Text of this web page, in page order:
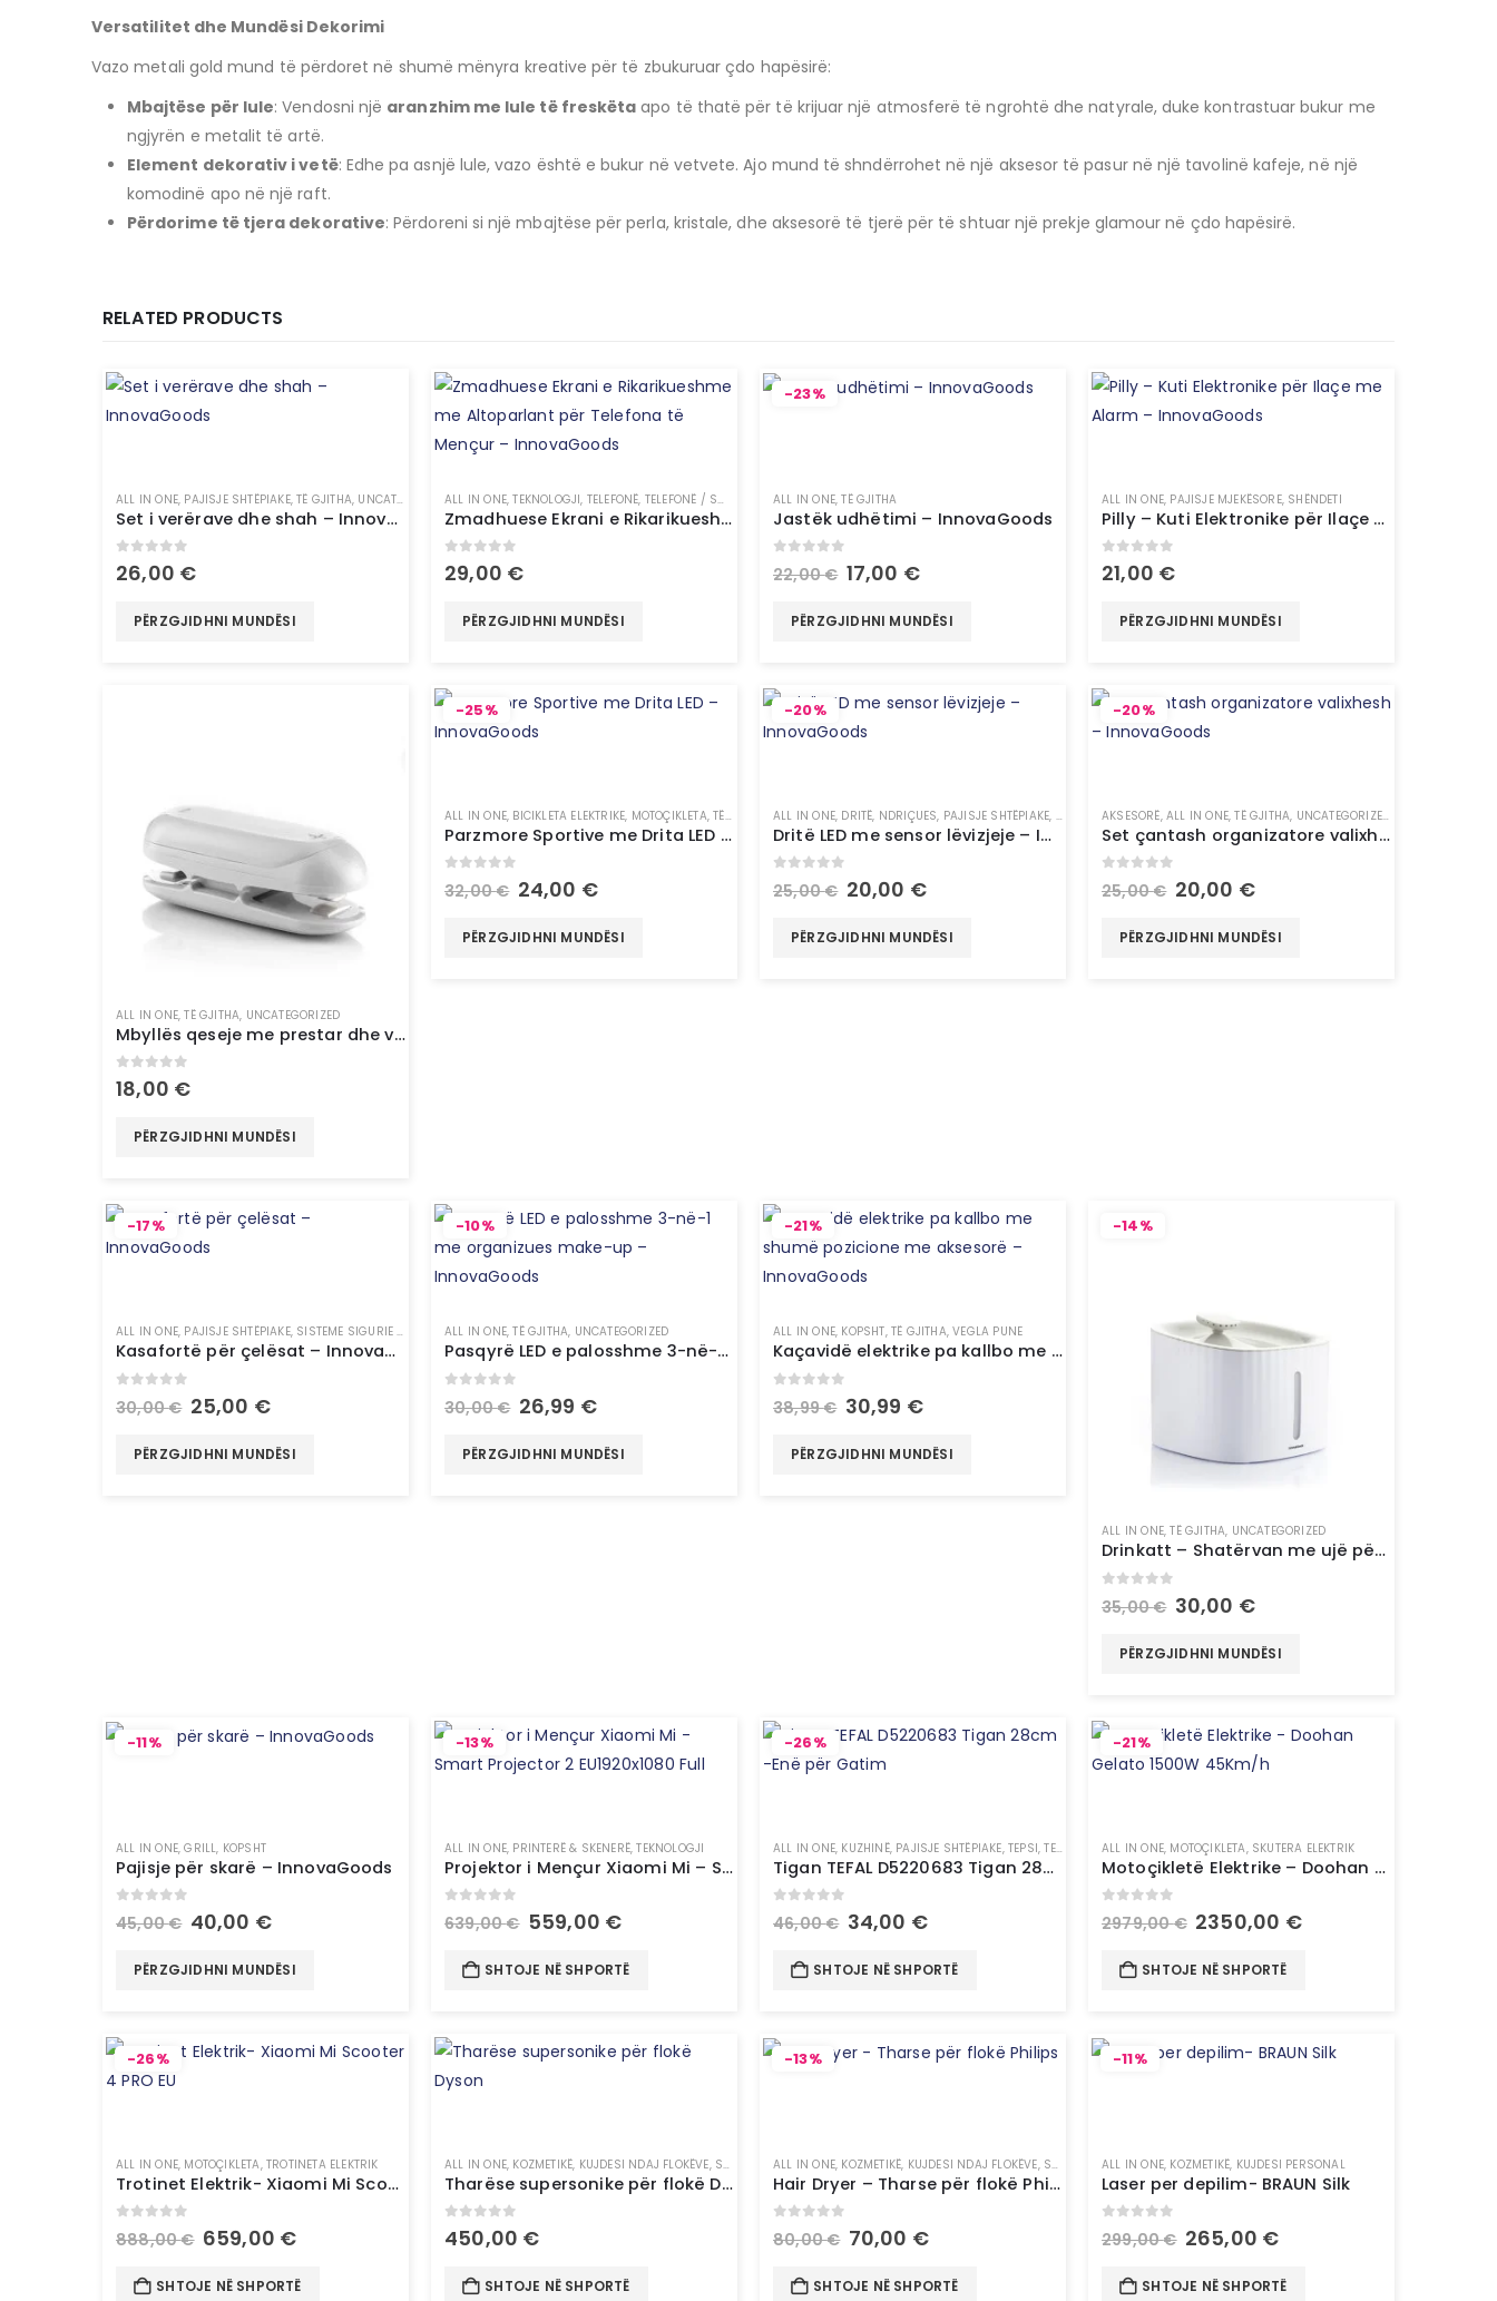
Versatilitet dhe Mundësi Dekorimi
Vazo metali gold mund të përdoret në shumë mënyra kreative për të zbukuruar çdo hapësirë:
Mbajtëse për lule: Vendosni një aranzhim me lule të freskëta apo të thatë për të krijuar një atmosferë të ngrohtë dhe natyrale, duke kontrastuar bukur me
ngjyrën e metalit të artë.
Element dekorativ i vetë: Edhe pa asnjë lule, vazo është e bukur në vetvete. Ajo mund të shndërrohet në një aksesor të pasur në një tavolinë kafeje, në një
komodinë apo në një raft.
Përdorime të tjera dekorative: Përdoreni si një mbajtëse për perla, kristale, dhe aksesorë të tjerë për të shtuar një prekje glamour në çdo hapësirë.
RELATED PRODUCTS
ALL IN ONE, PAJISJE SHTËPIAKE,TË GJITHA, UNCATEGORIZED
Set i verërave dhe shah – InnovaGoods
0 out of 5
26,00 €
PËRZGJIDHNI MUNDËSI
ALL IN ONE,TEKNOLOGJI, TELEFONË, TELEFONË / SMARTWATCH
Zmadhuese Ekrani e Rikarikueshme me Altoparlant për Telefona të Mençur – InnovaGoods
0 out of 5
29,00 €
PËRZGJIDHNI MUNDËSI
-23%
ALL IN ONE,TË GJITHA
Jastëk udhëtimi – InnovaGoods
out of 5
22,00€ 17,00 €
PËRZGJIDHNI MUNDËSI
ALL IN ONE, PAJISJE MJEKËSORE, SHËNDETI
Pilly – Kuti Elektronike për Ilaçe me Alarm – InnovaGoods
0 out of 5
21,00 €
PËRZGJIDHNI MUNDËSI
ALL IN ONE,TË GJITHA, UNCATEGORIZED
Mbyllës qeseje me prestar dhe varëse Baseyl InnovaGoods
0out of 5
18,00 €
PËRZGJIDHNI MUNDËSI
-25%
ALL IN ONE, BICIKLETA ELEKTRIKE, MOTOÇIKLETA,TË GJITHA ,UNCATEGORIZED
Parzmore Sportive me Drita LED – InnovaGoods
out of 5
32,00€ 24,00 €
PËRZGJIDHNI MUNDËSI
-20%
ALL IN ONE, DRITË, NDRIÇUES, PAJISJE SHTËPIAKE, TË GJITHA,UNCATEGORIZED
Dritë LED me sensor lëvizjeje – InnovaGoods
out of 5
25,00€ 20,00 €
PËRZGJIDHNI MUNDËSI
-20%
AKSESORË,ALL IN ONE,TË GJITHA, UNCATEGORIZED
Set çantash organizatore valixhesh – InnovaGoods
out of 5
25,00€ 20,00 €
PËRZGJIDHNI MUNDËSI
-17%
ALL IN ONE, PAJISJE SHTËPIAKE, SISTEME SIGURIE & SMART HOME ,TË GJITHA,TEKNOLOGJI,UNCATEGORIZED
Kasafortë për çelësat – InnovaGoods
30,00€ 25,00 €
PËRZGJIDHNI MUNDËSI
-10%
ALL IN ONE,TË GJITHA, UNCATEGORIZED
Pasqyrë LED e palosshme 3-në-1 me organizues make-up – InnovaGoods
30,00€ 26,99 €
PËRZGJIDHNI MUNDËSI
-21%
ALL IN ONE, KOPSHT,TË GJITHA,VEGLA PUNE
Kaçavidë elektrike pa kallbo me shumë pozicione me aksesorë – InnovaGoods
out of 5
38,99€ 30,99 €
PËRZGJIDHNI MUNDËSI
-14%
ALL IN ONE,TË GJITHA, UNCATEGORIZED
Drinkatt – Shatërvan me ujë për kafshë shtëpiake – InnovaGoods
out of 5
35,00€ 30,00 €
PËRZGJIDHNI MUNDËSI
-11%
ALL IN ONE,GRILL, KOPSHT
Pajisje për skarë – InnovaGoods
out of 5
45,00€ 40,00 €
PËRZGJIDHNI MUNDËSI
-13%
ALL IN ONE, PRINTERË & SKENERË,TEKNOLOGJI
Projektor i Mençur Xiaomi Mi – Smart Projector 2 EU1920x1080 Full
out of 5
639,00€ 559,00 €
SHTOJE NË SHPORTË
-26%
ALL IN ONE, KUZHINË, PAJISJE SHTËPIAKE,TEPSI, TENXHERE & TIGAN
Tigan TEFAL D5220683 Tigan 28cm -Enë për Gatim
out of 5
46,00€ 34,00 €
SHTOJE NË SHPORTË
-21%
ALL IN ONE, MOTOÇIKLETA, SKUTERA ELEKTRIK
Motoçikletë Elektrike – Doohan Gelato 1500W 45Km/h
2979,00€ 2350,00 €
SHTOJE NË SHPORTË
-26%
ALL IN ONE, MOTOÇIKLETA,TROTINETA ELEKTRIK
Trotinet Elektrik- Xiaomi Mi Scooter 4 PRO EU
out of 5
888,00€ 659,00 €
SHTOJE NË SHPORTË
ALL IN ONE, KOZMETIKË, KUJDESI NDAJ FLOKËVE, STILUES FLOKËSH
Tharëse supersonike për flokë Dyson
out of 5
450,00 €
SHTOJE NË SHPORTË
-13%
ALL IN ONE, KOZMETIKË, KUJDESI NDAJ FLOKËVE, STILUES FLOKËSH
Hair Dryer – Tharse për flokë Philips
out of 5
80,00€ 70,00 €
SHTOJE NË SHPORTË
-11%
ALL IN ONE, KOZMETIKË, KUJDESI PERSONAL
Laser per depilim- BRAUN Silk
out of 5
299,00€ 265,00 €
SHTOJE NË SHPORTË